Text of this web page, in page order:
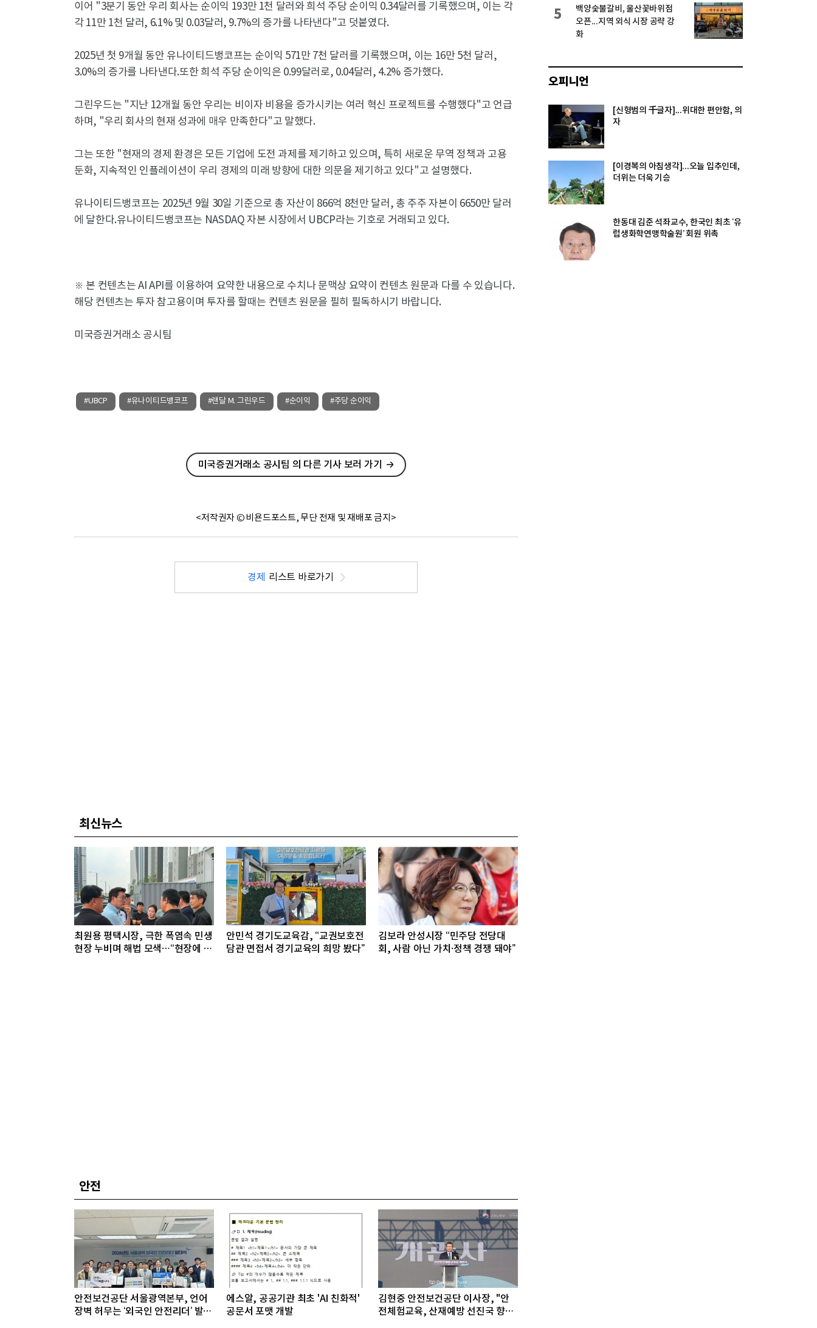
이어 "3분기 동안 우리 회사는 순이익 193만 1천 달러와 희석 주당 순이익 0.34달러를 기록했으며, 이는 각
각 11만 1천 달러, 6.1% 및 0.03달러, 9.7%의 증가를 나타낸다"고 덧붙였다.
2025년 첫 9개월 동안 유나이티드뱅코프는 순이익 571만 7천 달러를 기록했으며, 이는 16만 5천 달러,
3.0%의 증가를 나타낸다.또한 희석 주당 순이익은 0.99달러로, 0.04달러, 4.2% 증가했다.
그린우드는 "지난 12개월 동안 우리는 비이자 비용을 증가시키는 여러 혁신 프로젝트를 수행했다"고 언급
하며, "우리 회사의 현재 성과에 매우 만족한다"고 말했다.
그는 또한 "현재의 경제 환경은 모든 기업에 도전 과제를 제기하고 있으며, 특히 새로운 무역 정책과 고용
둔화, 지속적인 인플레이션이 우리 경제의 미래 방향에 대한 의문을 제기하고 있다"고 설명했다.
유나이티드뱅코프는 2025년 9월 30일 기준으로 총 자산이 866억 8천만 달러, 총 주주 자본이 6650만 달러
에 달한다.유나이티드뱅코프는 NASDAQ 자본 시장에서 UBCP라는 기호로 거래되고 있다.
※ 본 컨텐츠는 AI API를 이용하여 요약한 내용으로 수치나 문맥상 요약이 컨텐츠 원문과 다를 수 있습니다.
해당 컨텐츠는 투자 참고용이며 투자를 할때는 컨텐츠 원문을 필히 필독하시기 바랍니다.
미국증권거래소 공시팀
#UBCP #유나이티드뱅코프 #랜달 M. 그린우드 #순이익 #주당 순이익
미국증권거래소 공시팀 의 다른 기사 보러 가기
<저작권자 © 비욘드포스트, 무단 전재 및 재배포 금지>
경제 리스트 바로가기
최신뉴스
최원용 평택시장, 극한 폭염속 민생
현장 누비며 해법 모색…“현장에 답
안민석 경기도교육감, “교권보호전
담관 면접서 경기교육의 희망 봤다”
김보라 안성시장 “민주당 전당대
회, 사람 아닌 가치·정책 경쟁 돼야”
안전
안전보건공단 서울광역본부, 언어
장벽 허무는 ‘외국인 안전리더’ 발대
에스알, 공공기관 최초 'AI 친화적'
공문서 포맷 개발
김현중 안전보건공단 이사장, "안
전체험교육, 산재예방 선진국 향한
백양숯불갈비, 울산꽃바위점
오픈...지역 외식 시장 공략 강
화
5
오피니언
[신형범의 千글자]...위대한 편안함, 의
자
[이경복의 아침생각]...오늘 입추인데,
더위는 더욱 기승
한동대 김준 석좌교수, 한국인 최초 ‘유
럽생화학연맹학술원’ 회원 위촉